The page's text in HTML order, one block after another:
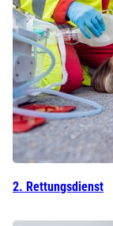
2. Rettungsdienst